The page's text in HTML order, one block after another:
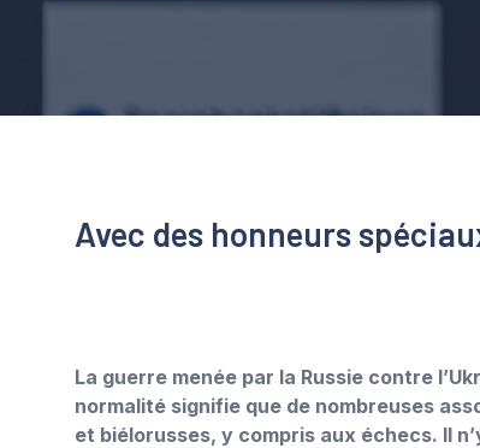
Avec des honneurs
La guerre menée par la Russie contre
normalité signifie que de nombreuses
et biélorusses, y compris aux échecs. Il